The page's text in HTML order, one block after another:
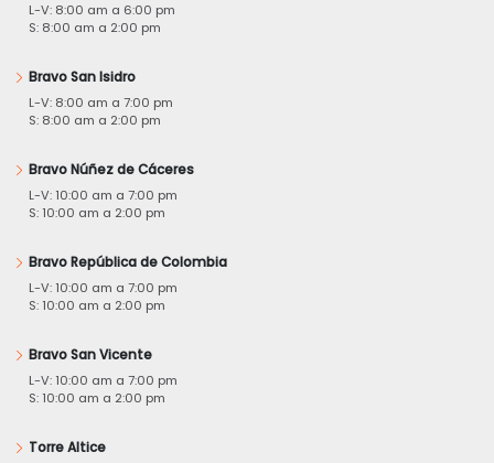
L-V: 8:00 am a 6:00 pm
S: 8:00 am a 2:00 pm
Bravo San Isidro
L-V: 8:00 am a 7:00 pm
S: 8:00 am a 2:00 pm
Bravo Núñez de Cáceres
L-V: 10:00 am a 7:00 pm
S: 10:00 am a 2:00 pm
Bravo República de Colombia
L-V: 10:00 am a 7:00 pm
S: 10:00 am a 2:00 pm
Bravo San Vicente
L-V: 10:00 am a 7:00 pm
S: 10:00 am a 2:00 pm
Torre Altice